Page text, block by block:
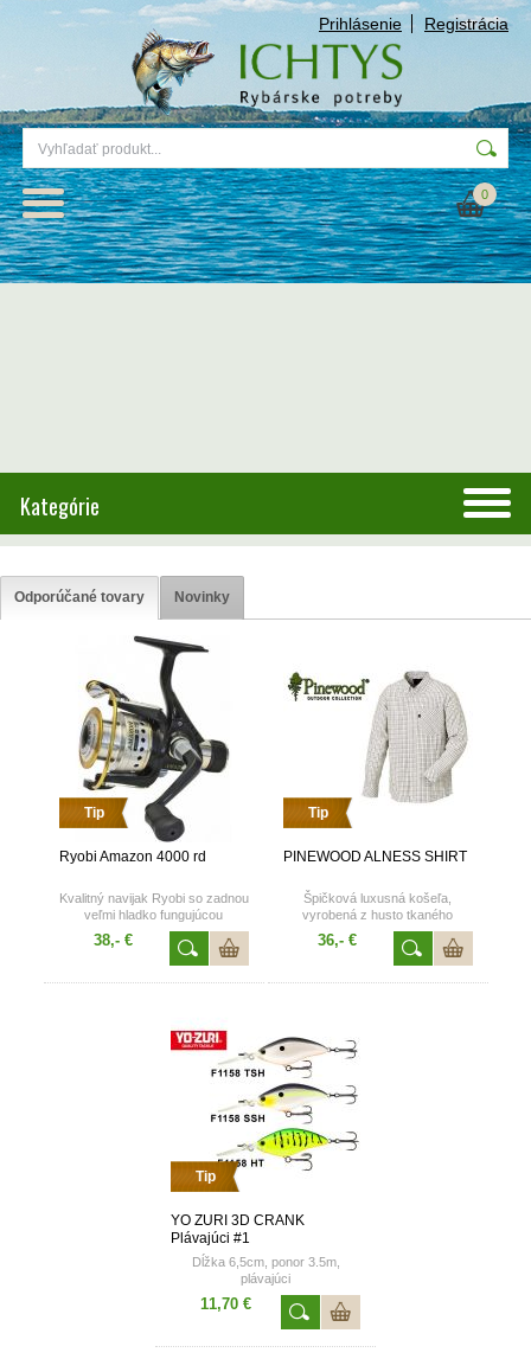
Prihlásenie Registrácia
0
Kategórie
Odporúčané tovary Novinky
Tip
Ryobi Amazon 4000 rd
Kvalitný navijak Ryobi so zadnou
veľmi hladko fungujúcou
mikrobrzdou
38,- €
Tip
PINEWOOD ALNESS SHIRT
Špičková luxusná košeľa,
vyrobená z husto tkaného
materiálu, vyrobené v spolupráci
s uznávaným švédskym lovcom
- Thomasom Ekbergom.
36,- €
Tip
YO ZURI 3D CRANK
Plávajúci #1
Dĺžka 6,5cm, ponor 3.5m,
plávajúci
11,70 €